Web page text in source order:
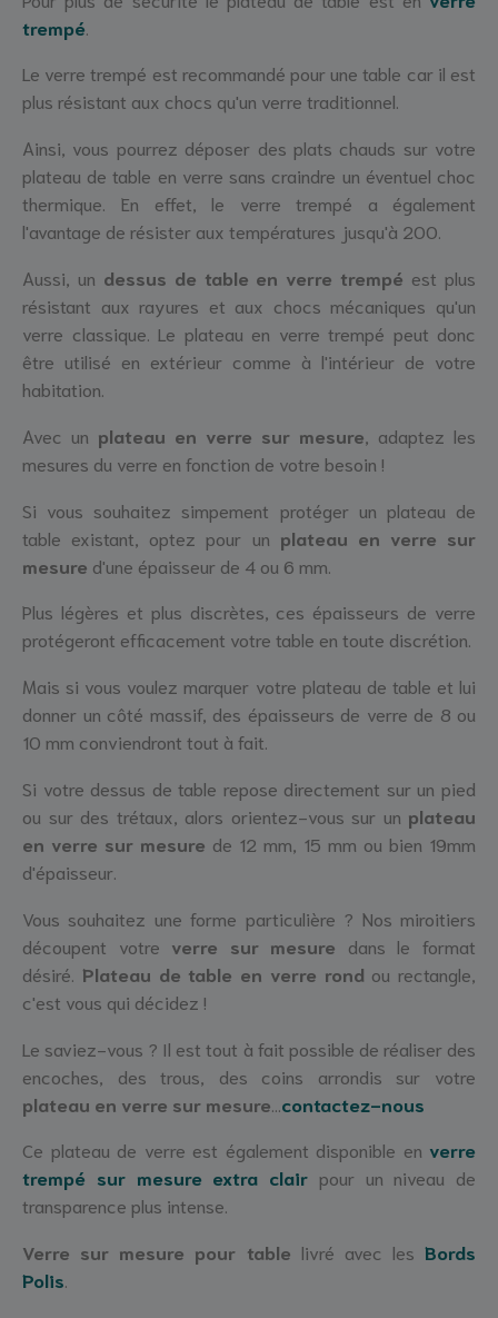
trempé
Le verre trempé est recommandé pour une table car il est
plus résistant aux chocs qu'un verre traditionnel.
Ainsi, vous pourrez déposer des plats chauds sur votre
plateau de table en verre sans craindre un éventuel choc
thermique. En effet, le verre trempé a également
l'avantage de résister aux températures jusqu'à 200.
Aussi, un dessus de table en verre trempé est plus
résistant aux rayures et aux chocs mécaniques qu'un
verre classique. Le plateau en verre trempé peut donc
être utilisé en extérieur comme à l'intérieur de votre
habitation.
Avec un plateau en verre sur mesure , adaptez les
mesures du verre en fonction de votre besoin !
Si vous souhaitez simpement protéger un plateau de
table existant, optez pour un plateau en verre sur
mesure d'une épaisseur de 4 ou 6 mm.
Plus légères et plus discrètes, ces épaisseurs de verre
protégeront efficacement votre table en toute discrétion.
Mais si vous voulez marquer votre plateau de table et lui
donner un côté massif, des épaisseurs de verre de 8 ou
10 mm conviendront tout à fait.
Si votre dessus de table repose directement sur un pied
ou sur des trétaux, alors orientez-vous sur un plateau
en verre sur mesure de 12 mm, 15 mm ou bien 19mm
d'épaisseur.
Vous souhaitez une forme particulière ? Nos miroitiers
découpent votre verre sur mesure dans le format
désiré. Plateau de table en verre rond ou rectangle,
c'est vous qui décidez !
Le saviez-vous ? Il est tout à fait possible de réaliser des
encoches, des trous, des coins arrondis sur votre
plateau en verre sur mesure contactez-nous
Ce plateau de verre est également disponible en verre
trempé sur mesure extra clair pour un niveau de
transparence plus intense.
Verre sur mesure pour table livré avec les Bords
Polis